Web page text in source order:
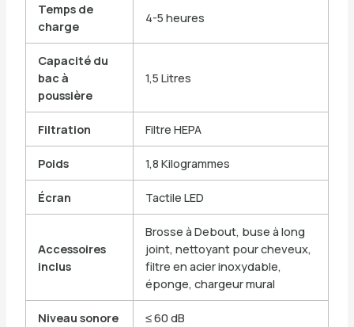
Temps de
charge
4-5 heures
Capacité du
bac à
poussière
1,5 Litres
Filtration Filtre HEPA
Poids 1,8 Kilogrammes
Écran Tactile LED
Accessoires
inclus
Brosse à Debout, buse à long
joint, nettoyant pour cheveux,
filtre en acier inoxydable,
éponge, chargeur mural
Niveau sonore ≤ 60 dB